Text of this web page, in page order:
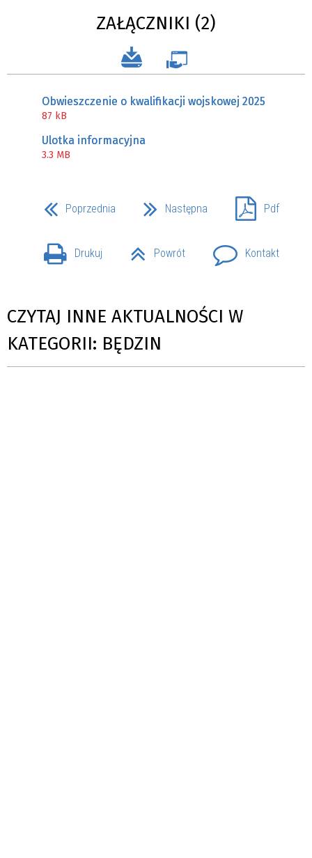
ZAŁĄCZNIKI (2)
Obwieszczenie o kwalifikacji wojskowej 2025
87 kB
Ulotka informacyjna
3.3 MB
Poprzednia Następna Pdf
Drukuj Powrót Kontakt
CZYTAJ INNE AKTUALNOŚCI W
KATEGORII: BĘDZIN